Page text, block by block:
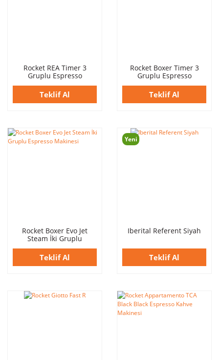
Rocket REA Timer 3
Gruplu Espresso
Makinesi
Teklif Al
Rocket Boxer Timer 3
Gruplu Espresso
Makinesi
Teklif Al
Rocket Boxer Evo Jet
Steam İki Gruplu
Espresso Makinesi
Teklif Al
Yeni
Iberital Referent Siyah
Teklif Al